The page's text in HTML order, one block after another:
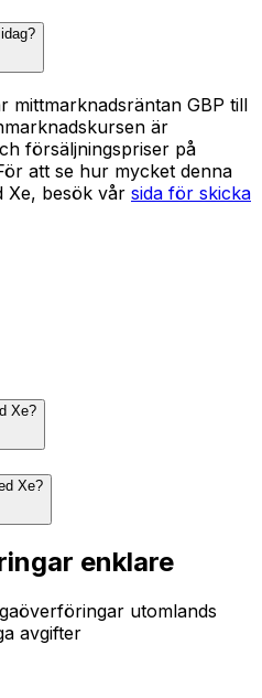
mittmarknadsräntan GBP till
är
försäljningspriser på
att se hur mycket denna
Xe, besök vår sida för skicka
Xe?
Xe?
enklare
utomlands
avgifter